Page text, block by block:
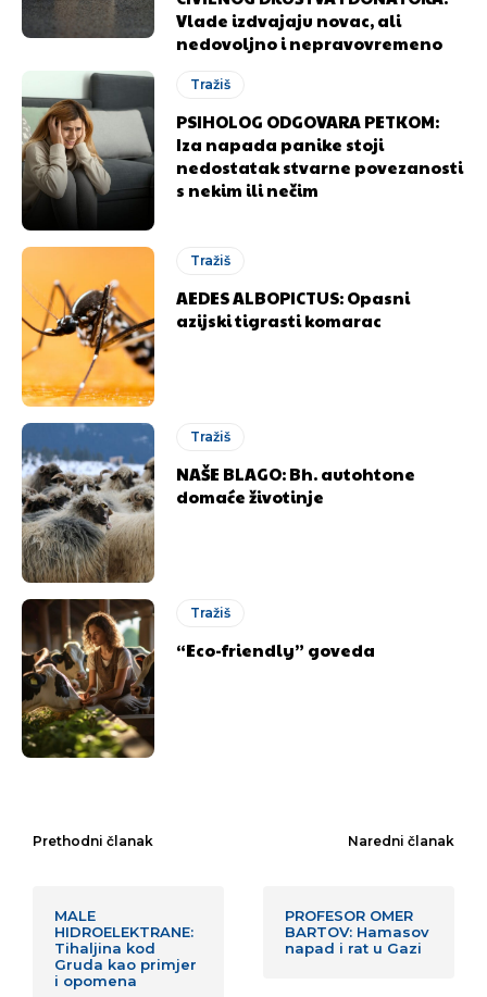
Vlade izdvajaju novac, ali
nedovoljno i nepravovremeno
Tražiš
PSIHOLOG ODGOVARA PETKOM:
Iza napada panike stoji
nedostatak stvarne povezanosti
s nekim ili nečim
Tražiš
AEDES ALBOPICTUS: Opasni
azijski tigrasti komarac
Tražiš
NAŠE BLAGO: Bh. autohtone
domaće životinje
Tražiš
“Eco-friendly” goveda
Prethodni članak
MALE
HIDROELEKTRANE:
Tihaljina kod
Gruda kao primjer
i opomena
Naredni članak
PROFESOR OMER
BARTOV: Hamasov
napad i rat u Gazi